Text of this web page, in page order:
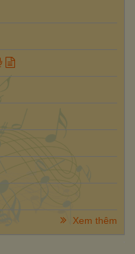
Xem thêm